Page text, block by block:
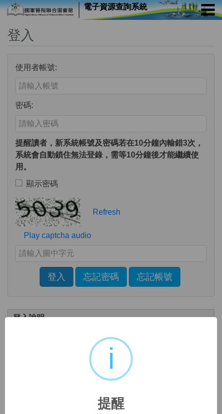
電子資源查詢系統
登入
使用者帳號:
Enter your username or email address
密碼:
Enter your password
提醒讀者，新系統帳號及密碼若在10分鐘內輸錯3次，
系統會自動鎖住無法登錄，需等10分鐘後才能繼續使
用。
顯示密碼
Toggle to show or hide your password
Verification Code
Refresh
Play captcha audio
Enter the characters shown in the image above
登入 忘記密碼 忘記帳號
登入說明
如是新讀者，請點選頁面右上方「註冊」
提醒讀者，新系統帳號及密碼若在10分鐘內輸錯3次，系統
會自動鎖住無法登錄，需等10分鐘後才能繼續使用。
i
提醒